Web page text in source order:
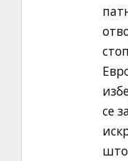
се
што